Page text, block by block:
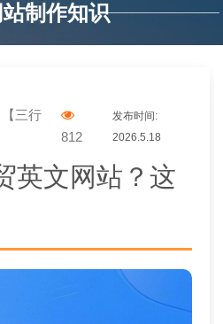
制作知识
三行
812
发布时间:
2026.5.18
英文网站？这